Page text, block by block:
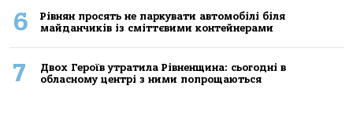
6
Рівнян просять не паркувати автомобілі біля
майданчиків із сміттєвими контейнерами
7
Двох Героїв утратила Рівненщина: сьогодні в
обласному центрі з ними попрощаються